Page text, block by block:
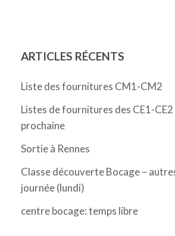
ARTICLES RÉCENTS
Liste des fournitures CM1-CM2
Listes de fournitures des CE1-CE2
prochaine
Sortie à Rennes
Classe découverte Bocage –
journée (lundi)
centre bocage: temps libre